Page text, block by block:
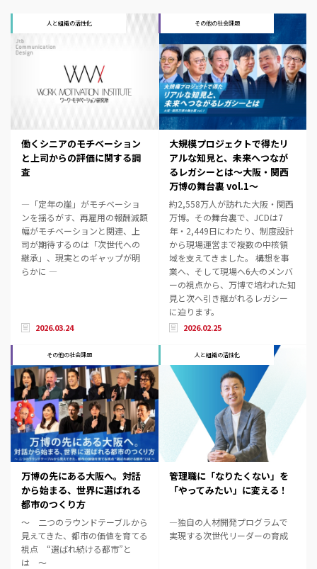
人と組織の活性化
働くシニアのモチベーション
と上司からの評価に関する調
査
―「定年の崖」がモチベーショ
ンを揺るがす、再雇用の報酬減額
幅がモチベーションと関連、上
司が期待するのは「次世代への
継承」、現実とのギャップが明
らかに ―
2026.03.24
その他の社会課題
大規模プロジェクトで得たリ
アルな知見と、未来へつなが
るレガシーとは～大阪・関西
万博の舞台裏 vol.1～
約2,558万人が訪れた大阪・関西
万博。その舞台裏で、JCDは7
年・2,449日にわたり、制度設計
から現場運営まで複数の中核領
域を支えてきました。 構想を事
業へ、そして現場へ――6人のメンバ
ーの視点から、万博で培われた知
見と次へ引き継がれるレガシー
に迫ります。
2026.02.25
その他の社会課題
万博の先にある大阪へ。対話
から始まる、世界に選ばれる
都市のつくり方
～ 二つのラウンドテーブルから
見えてきた、都市の価値を育てる
視点 “選ばれ続ける都市”と
は ～
人と組織の活性化
管理職に「なりたくない」を
「やってみたい」に変える！
―独自の人材開発プログラムで
実現する次世代リーダーの育成